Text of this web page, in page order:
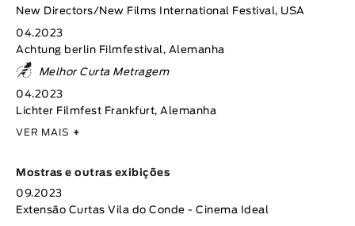
New Directors/New Films International Festival, USA
04.2023
Achtung berlin Filmfestival, Alemanha
Melhor Curta Metragem
04.2023
Lichter Filmfest Frankfurt, Alemanha
VER MAIS +
Mostras e outras exibições
09.2023
Extensão Curtas Vila do Conde - Cinema Ideal